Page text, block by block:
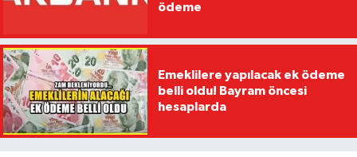
ödeme
Emeklilere yapılacak ek ödeme
belli oldu! Bayram öncesi
hesaplarda